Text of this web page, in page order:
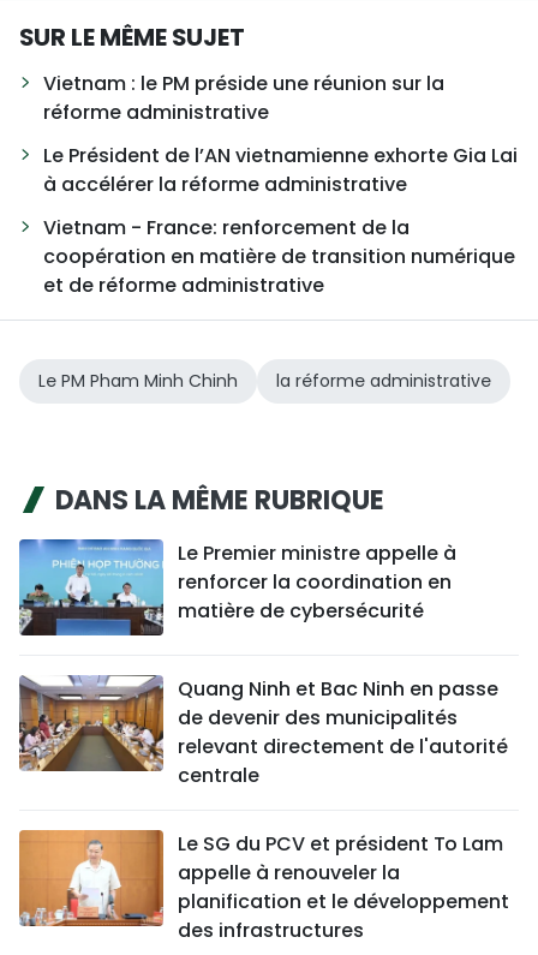
SUR LE MÊME SUJET
Vietnam : le PM préside une réunion sur la
réforme administrative
Le Président de l’AN vietnamienne exhorte Gia Lai
à accélérer la réforme administrative
Vietnam - France: renforcement de la
coopération en matière de transition numérique
et de réforme administrative
Le PM Pham Minh Chinh la réforme administrative
DANS LA MÊME RUBRIQUE
Le Premier ministre appelle à
renforcer la coordination en
matière de cybersécurité
Quang Ninh et Bac Ninh en passe
de devenir des municipalités
relevant directement de l'autorité
centrale
Le SG du PCV et président To Lam
appelle à renouveler la
planification et le développement
des infrastructures